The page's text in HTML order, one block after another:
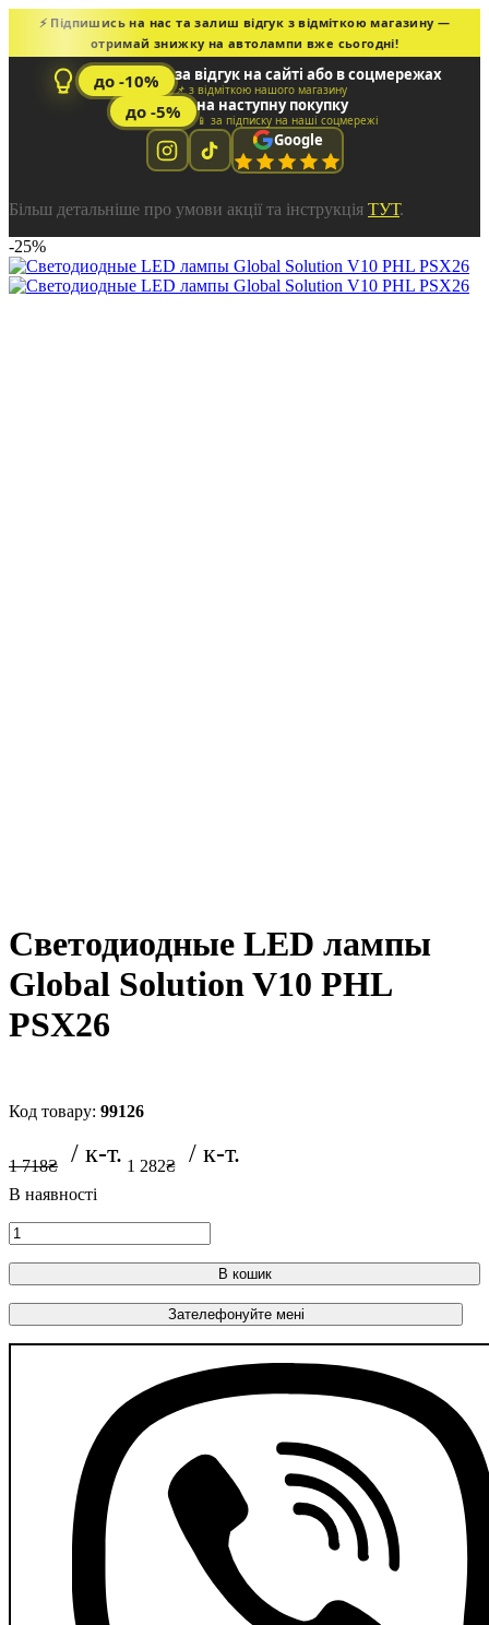
⚡ Підпишись на нас та залиш відгук з відміткою магазину —
отримай знижку на автолампи вже сьогодні!
до -10% за відгук на сайті або в соцмережах
📌 з відміткою нашого магазину
до -5% на наступну покупку
📱 за підписку на наші соцмережі
Google
Більш детальніше про умови акції та інструкція ТУТ.
-25%
Светодиодные LED лампы
Global Solution V10 PHL
PSX26
99126
1 718₴ 1 282₴
В кошик
Зателефонуйте мені